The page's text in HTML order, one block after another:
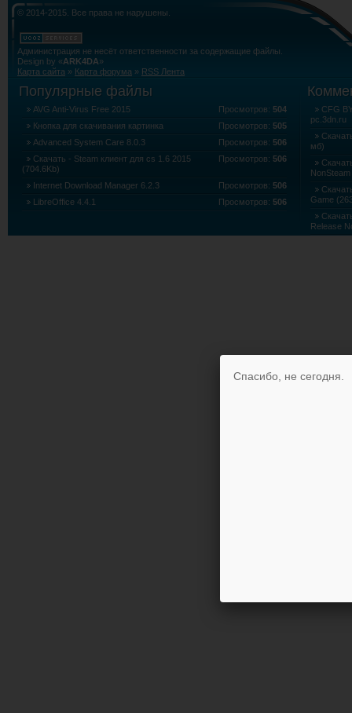
© 2014-2015. Все права не нарушены.
Администрация не несёт ответственности за содержащие файлы.
Design by «ARK4DA»
Карта сайта » Карта форума » RSS Лента
Популярные файлы
Просмотров: 504
AVG Anti-Virus Free 2015
Просмотров: 505
Кнопка для скачивания картинка
Просмотров: 506
Advanced System Care 8.0.3
Просмотров: 506
Скачать - Steam клиент для cs 1.6 2015
(704.6Kb)
Просмотров: 506
Internet Download Manager 6.2.3
Просмотров: 506
LibreOffice 4.4.1
CFG
pc.3dn.ru
мб)
Game
Release
Спасибо, не сегодня.